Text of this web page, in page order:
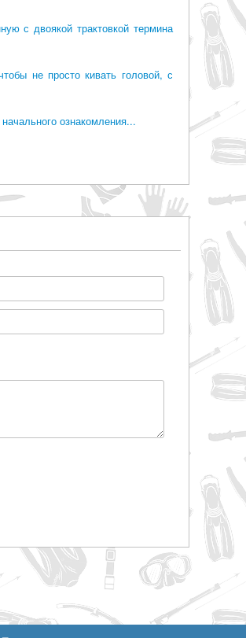
с двоякой трактовкой термина
не просто кивать головой, с
ознакомления...